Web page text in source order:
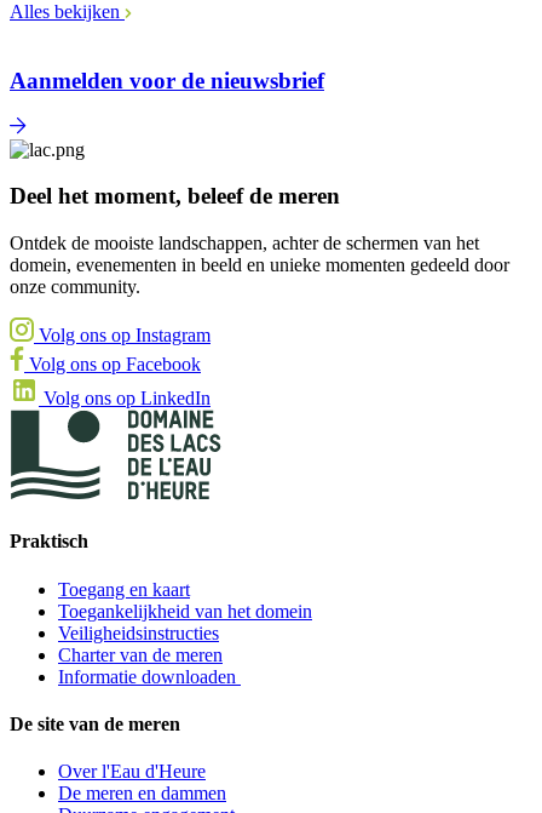
Alles bekijken
Aanmelden voor de nieuwsbrief
Deel het moment, beleef de meren
Ontdek de mooiste landschappen, achter de schermen van het
domein, evenementen in beeld en unieke momenten gedeeld door
onze community.
Volg ons op Instagram
Volg ons op Facebook
Volg ons op LinkedIn
Praktisch
Toegang en kaart
Toegankelijkheid van het domein
Veiligheidsinstructies
Charter van de meren
Informatie downloaden
De site van de meren
Over l'Eau d'Heure
De meren en dammen